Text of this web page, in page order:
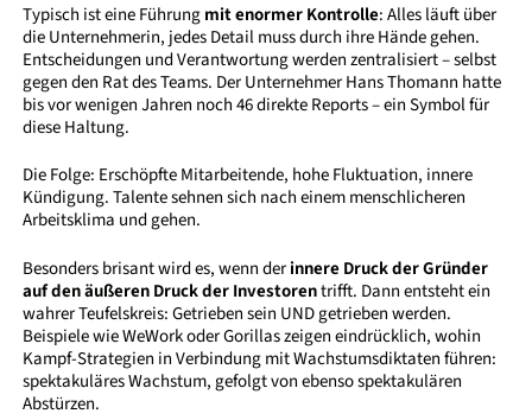
Typisch ist eine Führungmit enormer Kontrolle: Alles läuft über
die Unternehmerin, jedes Detail muss durch ihre Hände gehen.
Entscheidungen und Verantwortung werden zentralisiert – selbst
gegen den Rat des Teams. Der Unternehmer Hans Thomann hatte
bis vor wenigen Jahren noch 46 direkte Reports – ein Symbol für
diese Haltung.
Die Folge: Erschöpfte Mitarbeitende, hohe Fluktuation, innere
Kündigung. Talente sehnen sich nach einem menschlicheren
Arbeitsklima und gehen.
Besonders brisant wird es, wenn derinnere Druck der Gründer
auf den äußeren Druck der Investorentrifft. Dann entsteht ein
wahrer Teufelskreis: Getrieben sein UND getrieben werden.
Beispiele wie WeWork oder Gorillas zeigen eindrücklich, wohin
Kampf-Strategien in Verbindung mit Wachstumsdiktaten führen:
spektakuläres Wachstum, gefolgt von ebenso spektakulären
Abstürzen.